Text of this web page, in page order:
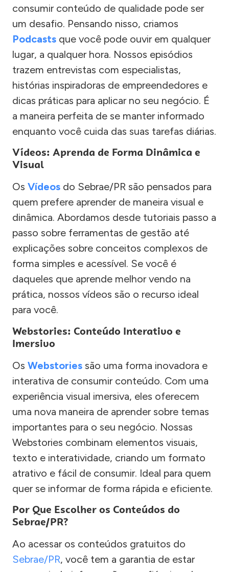
consumir conteúdo de qualidade pode ser
um desafio. Pensando nisso, criamos
Podcasts que você pode ouvir em qualquer
lugar, a qualquer hora. Nossos episódios
trazem entrevistas com especialistas,
histórias inspiradoras de empreendedores e
dicas práticas para aplicar no seu negócio. É
a maneira perfeita de se manter informado
enquanto você cuida das suas tarefas diárias.
Vídeos: Aprenda de Forma Dinâmica e
Visual
Os Vídeos do Sebrae/PR são pensados para
quem prefere aprender de maneira visual e
dinâmica. Abordamos desde tutoriais passo a
passo sobre ferramentas de gestão até
explicações sobre conceitos complexos de
forma simples e acessível. Se você é
daqueles que aprende melhor vendo na
prática, nossos vídeos são o recurso ideal
para você.
Webstories: Conteúdo Interativo e
Imersivo
Os Webstories são uma forma inovadora e
interativa de consumir conteúdo. Com uma
experiência visual imersiva, eles oferecem
uma nova maneira de aprender sobre temas
importantes para o seu negócio. Nossas
Webstories combinam elementos visuais,
texto e interatividade, criando um formato
atrativo e fácil de consumir. Ideal para quem
quer se informar de forma rápida e eficiente.
Por Que Escolher os Conteúdos do
Sebrae/PR?
Ao acessar os conteúdos gratuitos do
Sebrae/PR, você tem a garantia de estar